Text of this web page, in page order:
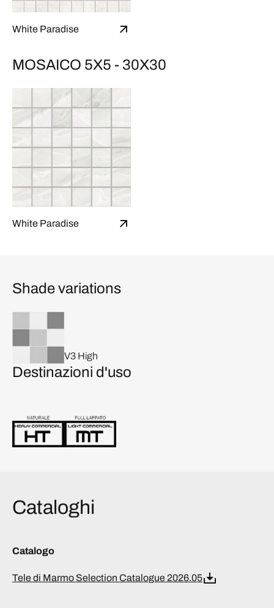
White Paradise
MOSAICO 5X5 - 30X30
White Paradise
Shade variations
V3 High
Destinazioni d'uso
Cataloghi
Catalogo
Tele di Marmo Selection Catalogue 2026.05